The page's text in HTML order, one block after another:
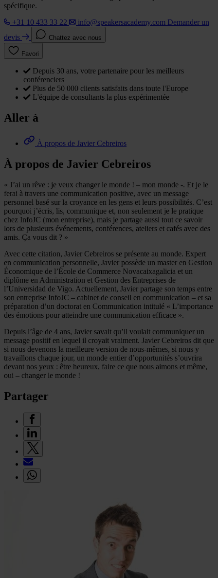
spécifique.
+31 10 433 33 22
info@speakersacademy.com Demander un
devis
Chattez avec nous
Favori
Depuis 30 ans, votre partenaire pour les meilleurs
conférenciers
Plus de 50 000 clients satisfaits dans toute l'Europe
L'équipe de consultants la plus expérimentée
Aller à
À propos de Javier Cebreiros
À propos de Javier Cebreiros
« J’ai un rêve : je veux changer le monde ! – mon monde -. Et je le
ferai à travers une communication positive, avec un message
personnel basé sur la croyance en les gens et leurs possibilités. C’est
pourquoi j’écris, lis, communique et, non seulement je le pratique
chez InfoJC (mon entreprise), mais je partage aussi tout ce savoir
lors de plusieurs événements, conférences, ateliers et cafés avec des
amis. Ça vous dit ? »
Avec cette citation, Javier Cebreiros se présente au monde. Expert
en communication personnelle, Javier possède un master en Gestion
Économique de l’École de Commerce Novacaixagalicia et un
diplôme en Administration et Gestion des Entreprises de
l’Universidad de Vigo. Actuellement, Javier partage son temps entre
son entreprise InfoJC – cabinet de conseil en communication – et sa
préparation d’un doctorat en Communication intitulé « L’importance
des émotions pour atteindre une communication efficace ».
Depuis l’âge de 4 ans, Javier savait qu’il voulait communiquer un
message positif en lequel il croyait vraiment. Javier Cebreiros dit que
si nous devenons la meilleure version de nous-mêmes, si nous y
travaillons chaque jour, un monde entier d’opportunités s’ouvrira
devant nos yeux : être heureux, faire ce que nous aimons et même,
oui – changer le monde !
Partager